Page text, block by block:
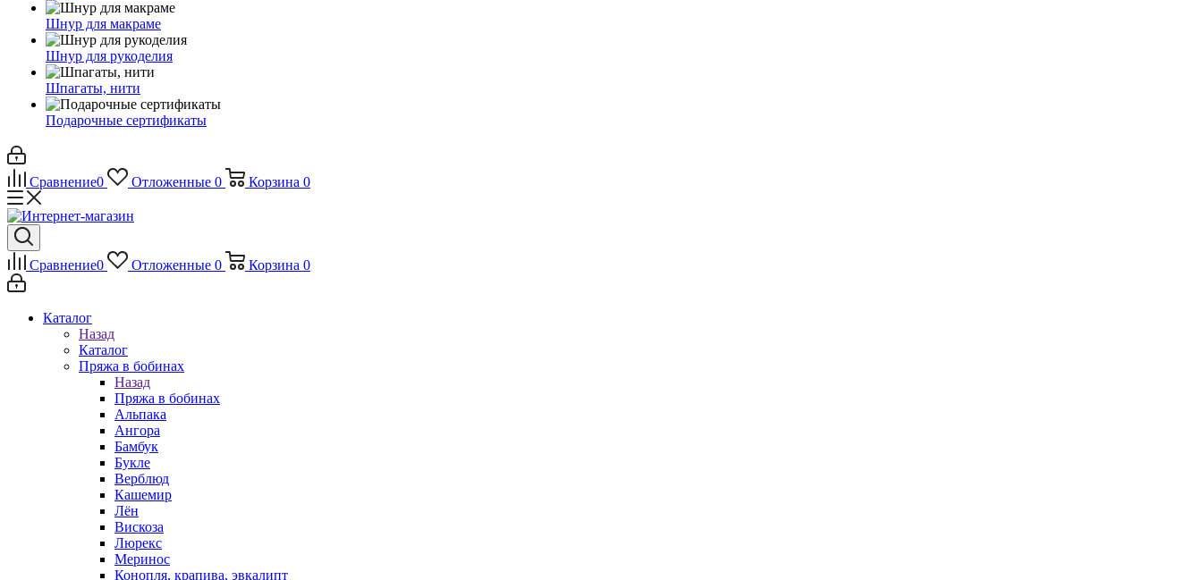
Шнур для макраме
Шнур для рукоделия
Шпагаты, нити
Подарочные сертификаты
Сравнение0 Отложенные 0 Корзина 0
Сравнение0 Отложенные 0 Корзина 0
Каталог
Назад
Каталог
Пряжа в бобинах
Назад
Пряжа в бобинах
Альпака
Ангора
Бамбук
Букле
Верблюд
Кашемир
Лён
Вискоза
Люрекс
Меринос
Конопля, крапива, эвкалипт